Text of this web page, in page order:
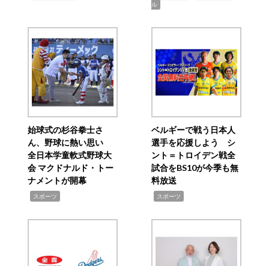
ル
始球式の杉谷拳士さ
ん、野球に熱い思い
全日本学童軟式野球大
会 マクドナルド・トー
ナメントが開幕
スポーツ
ベルギーで戦う日本人
選手を応援しよう シ
ント＝トロイデン戦全
試合をBS10が今季も無
料放送
スポーツ